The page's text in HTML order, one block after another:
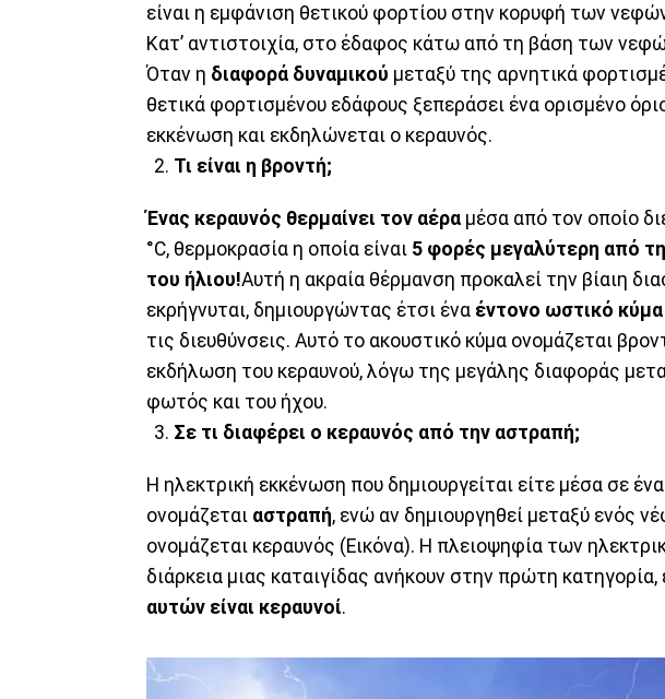
είναι η εμφάνιση θετικού φορτίου στην κορυφή των
Κατ’ αντιστοιχία, στο έδαφος κάτω από τη βάση των
Όταν η διαφορά δυναμικού μεταξύ της αρνητικά
θετικά φορτισμένου εδάφους ξεπεράσει ένα ορισμένο
εκκένωση και εκδηλώνεται ο κεραυνός.
Τι είναι η βροντή;
Ένας κεραυνός θερμαίνει τον αέρα μέσα από τον οποίο
°C, θερμοκρασία η οποία είναι 5 φορές μεγαλύτερη από
του ήλιου!Αυτή η ακραία θέρμανση προκαλεί την βίαιη
εκρήγνυται, δημιουργώντας έτσι ένα έντονο ωστικό κύμα
τις διευθύνσεις. Αυτό το ακουστικό κύμα ονομάζεται
εκδήλωση του κεραυνού, λόγω της μεγάλης διαφοράς
φωτός και του ήχου.
Σε τι διαφέρει ο κεραυνός από την αστραπή;
Η ηλεκτρική εκκένωση που δημιουργείται είτε μέσα σε
ονομάζεται αστραπή, ενώ αν δημιουργηθεί μεταξύ ενός
ονομάζεται κεραυνός (Εικόνα). Η πλειοψηφία των
διάρκεια μιας καταιγίδας ανήκουν στην πρώτη
αυτών είναι κεραυνοί.